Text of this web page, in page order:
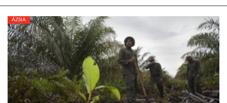
KÖZEL-KELET
AUSZTRÁLIA
ÁZSIA